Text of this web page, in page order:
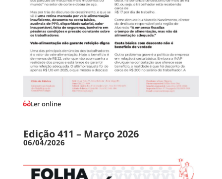
Ler online
Edição 411 – Março 2026
06/04/2026